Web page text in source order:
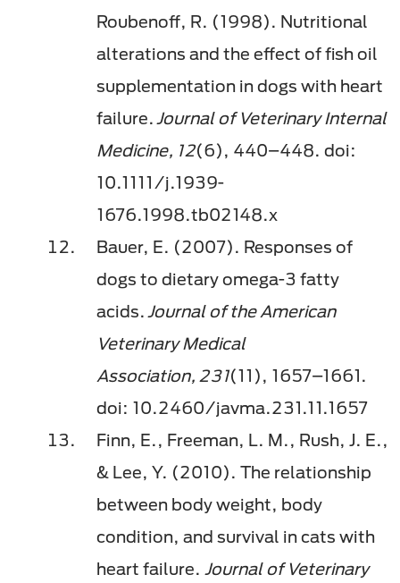
Roubenoff, R. (1998). Nutritional
alterations and the effect of fish oil
supplementation in dogs with heart
failure. Journal of Veterinary Internal
Medicine, 12(6), 440–448. doi:
10.1111/j.1939-
1676.1998.tb02148.x
Bauer, E. (2007). Responses of
dogs to dietary omega-3 fatty
acids. Journal of the American
Veterinary Medical
Association, 231(11), 1657–1661.
doi: 10.2460/javma.231.11.1657
Finn, E., Freeman, L. M., Rush, J. E.,
& Lee, Y. (2010). The relationship
between body weight, body
condition, and survival in cats with
heart failure. Journal of Veterinary